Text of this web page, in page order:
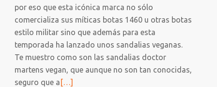
por eso que esta icónica marca no sólo
comercializa sus míticas botas 1460 u otras botas
estilo militar sino que además para esta
temporada ha lanzado unos sandalias veganas.
Te muestro como son las sandalias doctor
martens vegan, que aunque no son tan conocidas,
seguro que aLeer
[…]